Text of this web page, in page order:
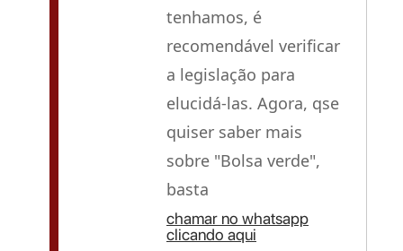
tenhamos, é
recomendável verificar
a legislação para
elucidá-las. Agora, qse
quiser saber mais
sobre "Bolsa verde",
basta
chamar no whatsapp
clicando aqui